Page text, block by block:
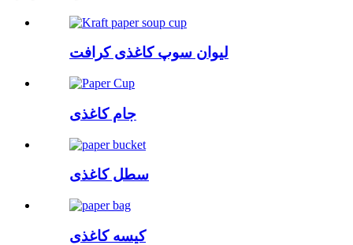
لیوان سوپ کاغذی کرافت
جام کاغذی
سطل کاغذی
کیسه کاغذی